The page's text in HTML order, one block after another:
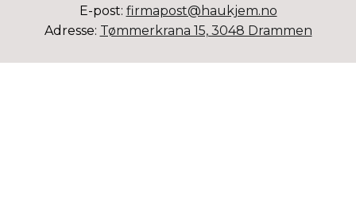
E-post: firmapost@haukjem.no
Adresse: Tømmerkrana 15, 3048 Drammen